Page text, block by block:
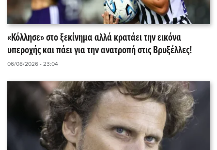
«Κόλλησε» στο ξεκίνημα αλλά κρατάει την εικόνα
υπεροχής και πάει για την ανατροπή στις Βρυξέλλες!
06/08/2026 - 23:04